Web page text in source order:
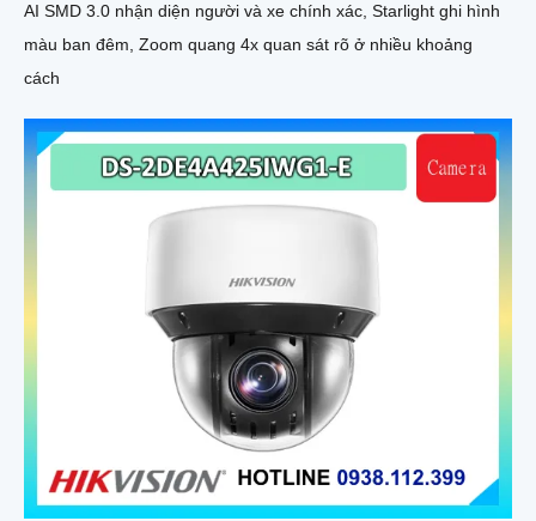
AI SMD 3.0 nhận diện người và xe chính xác, Starlight ghi hình
màu ban đêm, Zoom quang 4x quan sát rõ ở nhiều khoảng
cách